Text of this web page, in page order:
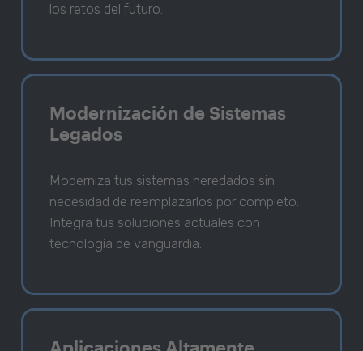
los retos del futuro.
Modernización de Sistemas
Legados
Moderniza tus sistemas heredados sin
necesidad de reemplazarlos por completo.
Integra tus soluciones actuales con
tecnología de vanguardia.